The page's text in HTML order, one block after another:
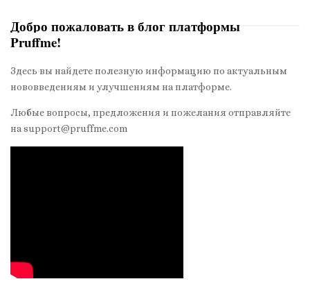
S
t
e
S
i
d
Добро пожаловать в блог платформы
Pruffme!
Здесь вы найдете полезную информацию по актуальным
нововведениям и улучшениям на платформе.
Любые вопросы, предложения и пожелания отправляйте
на support@pruffme.com